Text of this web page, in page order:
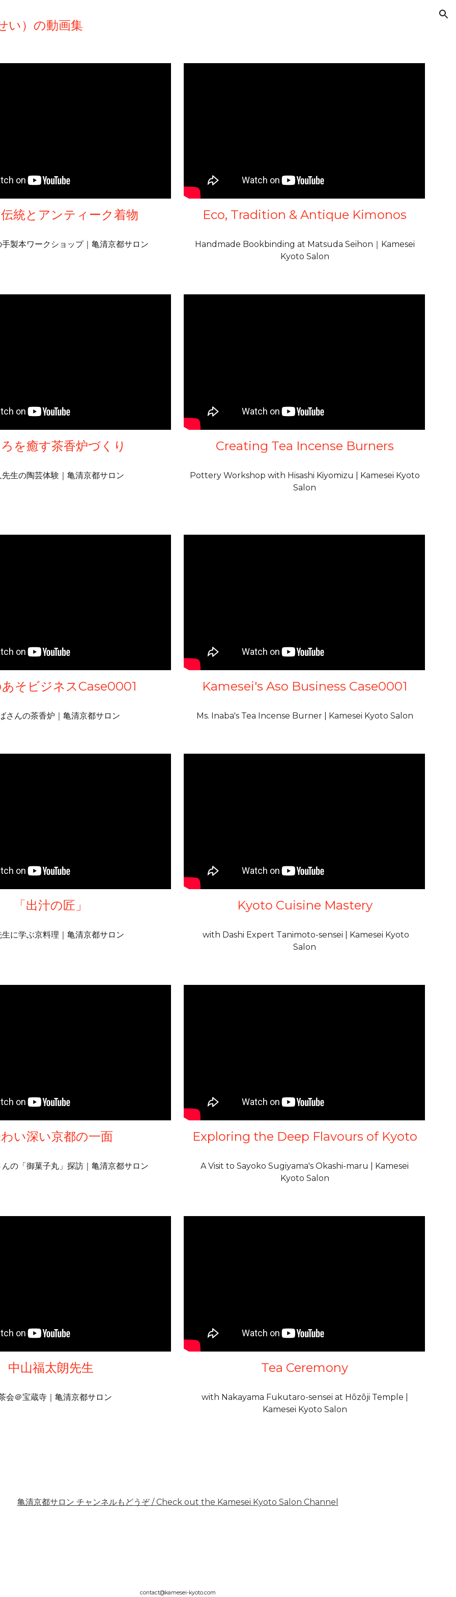
to main content
い）の動画集
統とアンティーク着物
製本ワークショップ｜亀清京都サロン
Eco, Tradition & Antique Kimonos
Handmade Bookbinding at Matsuda Seihon｜Kamesei
Kyoto Salon
を癒す茶香炉づくり
生の陶芸体験｜亀清京都サロン
Creating Tea Incense Burners
Pottery Workshop with Hisashi Kiyomizu | Kamesei Kyoto
Salon
そビジネスCase0001
さんの茶香炉｜亀清京都サロン
Kamesei's Aso Business Case0001
Ms. Inaba's Tea Incense Burner | Kamesei Kyoto Salon
「出汁の匠」
に学ぶ京料理｜亀清京都サロン
Kyoto Cuisine Mastery
with Dashi Expert Tanimoto-sensei | Kamesei Kyoto
Salon
い深い京都の一面
の「御菓子丸」探訪｜亀清京都サロン
Exploring the Deep Flavours of Kyoto
A Visit to Sayoko Sugiyama's Okashi-maru | Kamesei
Kyoto Salon
中山福太朗先生
会＠宝蔵寺｜亀清京都サロン
Tea Ceremony
with Nakayama Fukutaro-sensei at Hōzōji Temple |
Kamesei Kyoto Salon
亀清京都サロン チャンネルもどうぞ / Check out the Kamesei Kyoto Salon Channel
contact@kamesei-kyoto.com